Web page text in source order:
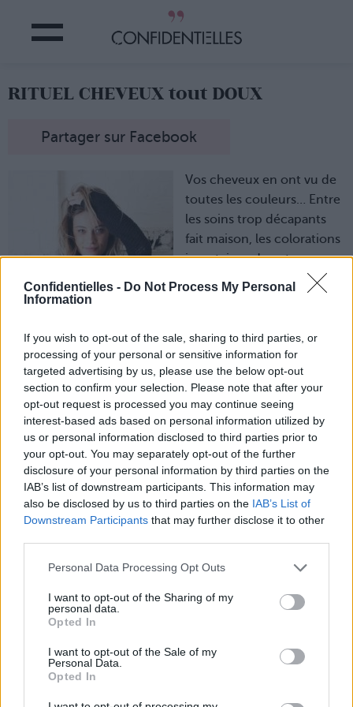
Confidentielles - Do Not Process My Personal
Information
If you wish to opt-out of the sale, sharing to third parties, or
processing of your personal or sensitive information for
targeted advertising by us, please use the below opt-out
section to confirm your selection. Please note that after your
opt-out request is processed you may continue seeing
interest-based ads based on personal information utilized by
us or personal information disclosed to third parties prior to
your opt-out. You may separately opt-out of the further
disclosure of your personal information by third parties on the
IAB’s list of downstream participants. This information may
also be disclosed by us to third parties on the IAB’s List of
Downstream Participants that may further disclose it to other
Personal Data Processing Opt Outs
I want to opt-out of the Sharing of my
personal data.
Opted In
I want to opt-out of the Sale of my
Personal Data.
Opted In
RITUEL CHEVEUX tout DOUX
Partager sur Facebook
Vos cheveux en ont vu de
toutes les couleurs… Entre
les soins trop décapants
fait maison, les colorations
incertaines de votre
adolescence et les
produits bourrés de
est terne et tout rêche…
On remédie à tout ça grâce
à quelques soins qui vous
veulent du bien.
Lancer le diaporama